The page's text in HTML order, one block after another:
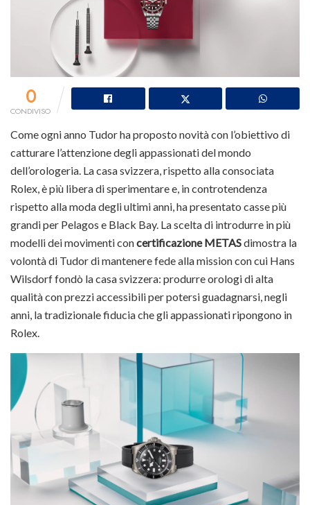
0
CONDIVISO
Come ogni anno Tudor ha proposto novità con l’obiettivo di
catturare l’attenzione degli appassionati del mondo
dell’orologeria. La casa svizzera, rispetto alla consociata
Rolex, è più libera di sperimentare e, in controtendenza
rispetto alla moda degli ultimi anni, ha presentato casse più
grandi per Pelagos e Black Bay. La scelta di introdurre in più
modelli dei movimenti concertificazione METASdimostra la
volontà di Tudor di mantenere fede alla mission con cui Hans
Wilsdorf fondò la casa svizzera: produrre orologi di alta
qualità con prezzi accessibili per potersi guadagnarsi, negli
anni, la tradizionale fiducia che gli appassionati ripongono in
Rolex.